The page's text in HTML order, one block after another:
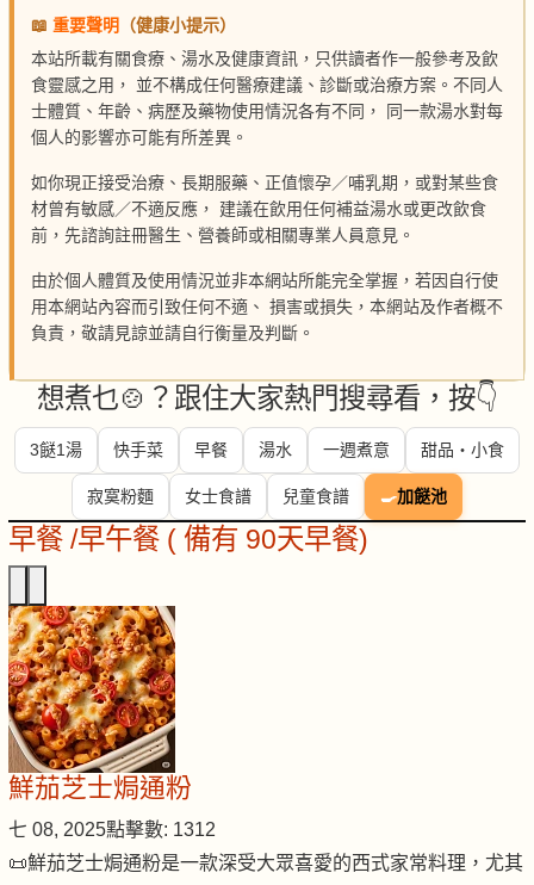
📖 重要聲明
（健康小提示）
本站所載有關食療、湯水及健康資訊，只供讀者作一般參考及飲
食靈感之用， 並不構成任何醫療建議、診斷或治療方案。不同人
士體質、年齡、病歷及藥物使用情況各有不同， 同一款湯水對每
個人的影響亦可能有所差異。
如你現正接受治療、長期服藥、正值懷孕／哺乳期，或對某些食
材曾有敏感／不適反應， 建議在飲用任何補益湯水或更改飲食
前，先諮詢註冊醫生、營養師或相關專業人員意見。
由於個人體質及使用情況並非本網站所能完全掌握，若因自行使
用本網站內容而引致任何不適、 損害或損失，本網站及作者概不
負責，敬請見諒並請自行衡量及判斷。
想煮乜🍲？跟住大家熱門搜尋看，按👇
3餸1湯 快手菜 早餐 湯水 一週煮意 甜品・小食
寂寞粉麵 女士食譜 兒童食譜 🍳加餸池
早餐 /早午餐 ( 備有 90天早餐)
鮮茄芝士焗通粉
七 08, 2025點擊數: 1312
📜鮮茄芝士焗通粉是一款深受大眾喜愛的西式家常料理，尤其